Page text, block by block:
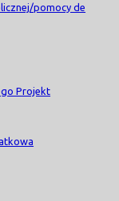
pomocy de
Projekt